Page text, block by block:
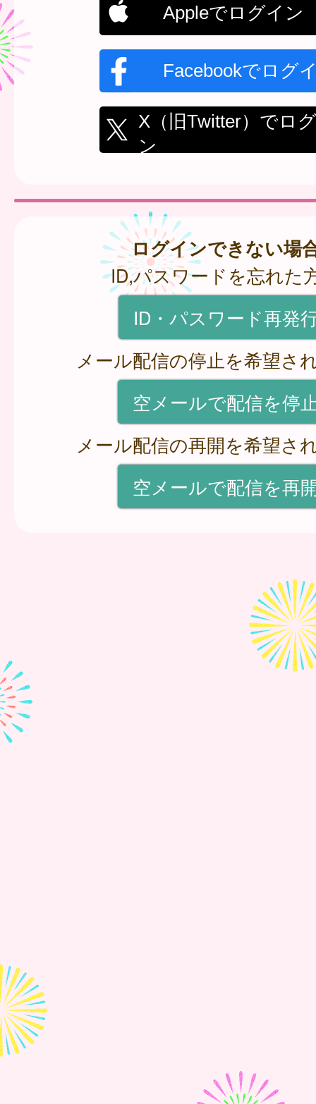
Appleでログイン
Facebookでログ
X（旧Twitter）でロ
ン
ログインできない場
ID,パスワードを忘れた
ID・パスワード再発
メール配信の停止を希望さ
空メールで配信を停
メール配信の再開を希望さ
空メールで配信を再